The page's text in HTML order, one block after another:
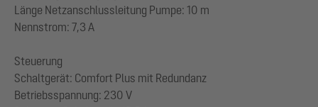
Länge Netzanschlussleitung Pumpe: 10 m
Nennstrom: 7,3 A
Steuerung
Schaltgerät: Comfort Plus mit Redundanz
Betriebsspannung: 230 V